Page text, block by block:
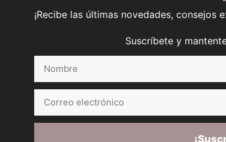
¡Recibe las últimas novedades,
Suscríbete y
electrónico